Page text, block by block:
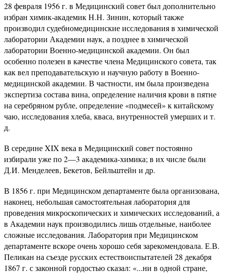
28 февраля 1956 г. в Медицинский совет был дополнительно
избран химик-академик Н.Н. Зинин, который также
производил судебномедицинские исследования в химической
лаборатории Академии наук, а позднее в химической
лаборатории Военно-медицинской академии. Он был
особенно полезен в качестве члена Медицинского совета, так
как вел преподавательскую и научную работу в Военно-
медицинской академии. В частности, им была произведена
экспертиза состава вина, определение наличия крови в пятне
на серебряном рубле, определение «подмесей» к китайскому
чаю, исследования хлеба, кваса, внутренностей умерших и т.
д.
В середине XIX века в Медицинский совет постоянно
избирали уже по 2—3 академика-химика; в их числе были
Д.И. Менделеев, Бекетов, Бейльштейн и др.
В 1856 г. при Медицинском департаменте была организована,
наконец, небольшая самостоятельная лаборатория для
проведения микроскопических и химических исследований, а
в Академии наук производились лишь отдельные, наиболее
сложные исследования. Лаборатория при Медицинском
департаменте вскоре очень хорошо себя зарекомендовала. Е.В.
Пеликан на съезде русских естествоиспытателей 28 декабря
1867 г. с законной гордостью сказал: «...ни в одной стране,